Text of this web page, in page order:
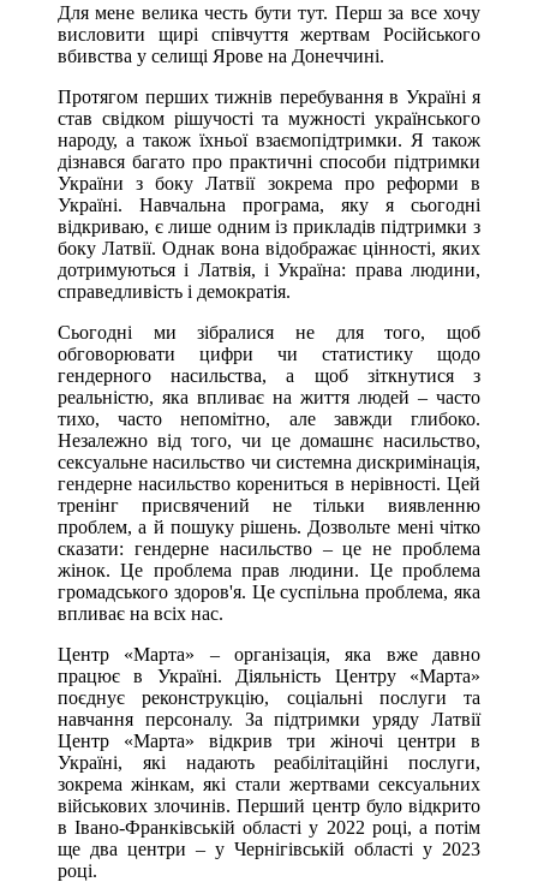
Для мене велика честь бути тут. Перш за все хочу
висловити щирі співчуття жертвам Російського
вбивства у селищі Ярове на Донеччині.
Протягом перших тижнів перебування в Україні я
став свідком рішучості та мужності українського
народу, а також їхньої взаємопідтримки. Я також
дізнався багато про практичні способи підтримки
України з боку Латвії зокрема про реформи в
Україні. Навчальна програма, яку я сьогодні
відкриваю, є лише одним із прикладів підтримки з
боку Латвії. Однак вона відображає цінності, яких
дотримуються і Латвія, і Україна: права людини,
справедливість і демократія.
Сьогодні ми зібралися не для того, щоб
обговорювати цифри чи статистику щодо
гендерного насильства, а щоб зіткнутися з
реальністю, яка впливає на життя людей – часто
тихо, часто непомітно, але завжди глибоко.
Незалежно від того, чи це домашнє насильство,
сексуальне насильство чи системна дискримінація,
гендерне насильство корениться в нерівності. Цей
тренінг присвячений не тільки виявленню
проблем, а й пошуку рішень. Дозвольте мені чітко
сказати: гендерне насильство – це не проблема
жінок. Це проблема прав людини. Це проблема
громадського здоров'я. Це суспільна проблема, яка
впливає на всіх нас.
Центр «Марта» – організація, яка вже давно
працює в Україні. Діяльність Центру «Марта»
поєднує реконструкцію, соціальні послуги та
навчання персоналу. За підтримки уряду Латвії
Центр «Марта» відкрив три жіночі центри в
Україні, які надають реабілітаційні послуги,
зокрема жінкам, які стали жертвами сексуальних
військових злочинів. Перший центр було відкрито
в Івано-Франківській області у 2022 році, а потім
ще два центри – у Чернігівській області у 2023
році.